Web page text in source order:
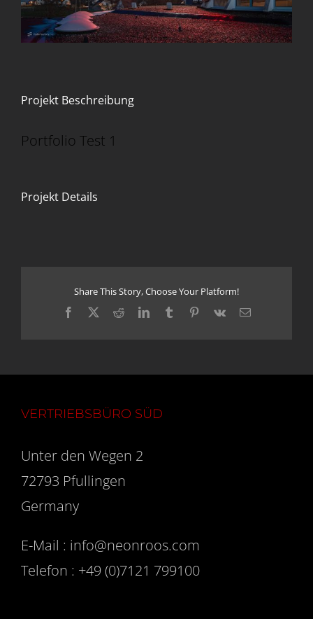
Projekt Beschreibung
Portfolio Test 1
Projekt Details
Share This Story, Choose Your Platform!
Facebook
X RedditLinkedInTumblrPinterest
Vk
E-
VERTRIEBSBÜRO SÜD
Unter den Wegen 2
72793 Pfullingen
Germany
E-Mail : info@neonroos.com
Telefon : +49 (0)7121 799100